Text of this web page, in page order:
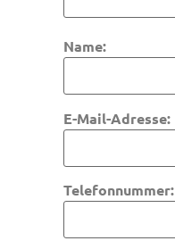
Name:
E-Mail-Adresse:
Telefonnummer: